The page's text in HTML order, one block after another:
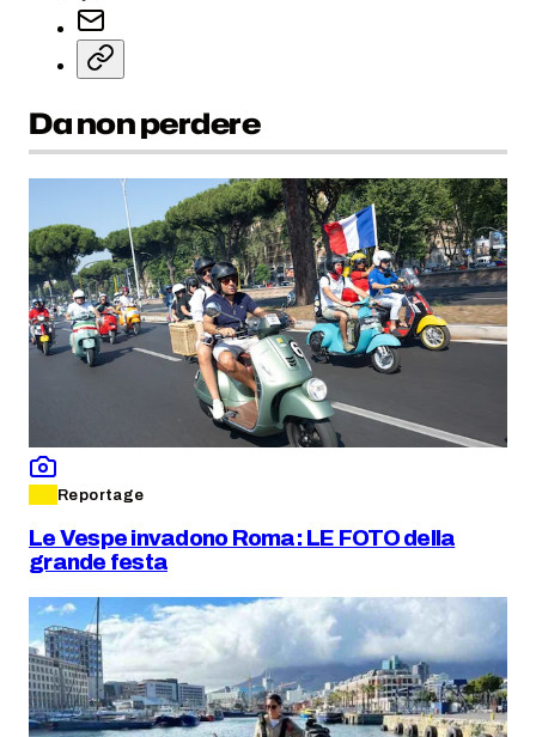
Da non perdere
Reportage
Le Vespe invadono Roma: LE FOTO della
grande festa